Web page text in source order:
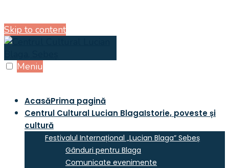
Skip to content
Meniu
AcasăPrima pagină
Centrul Cultural Lucian BlagaIstorie, poveste și
cultură
Festivalul Internațional „Lucian Blaga” Sebeș
Gânduri pentru Blaga
Comunicate evenimente